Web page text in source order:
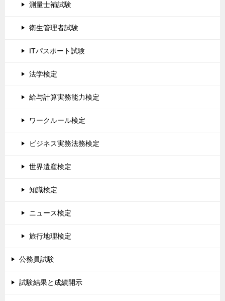
測量士補試験
衛生管理者試験
ITパスポート試験
法学検定
給与計算実務能力検定
ワークルール検定
ビジネス実務法務検定
世界遺産検定
知識検定
ニュース検定
旅行地理検定
公務員試験
試験結果と成績開示